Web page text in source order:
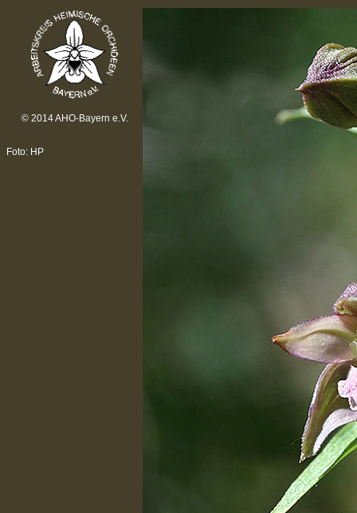
© 2014 AHO-Bayern e.V.
Foto: HP